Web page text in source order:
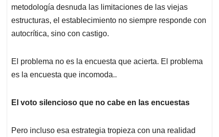
metodología desnuda las limitaciones de las viejas
estructuras, el establecimiento no siempre responde con
autocrítica, sino con castigo.
El problema no es la encuesta que acierta. El problema
es la encuesta que incomoda..
El voto silencioso que no cabe en las encuestas
Pero incluso esa estrategia tropieza con una realidad